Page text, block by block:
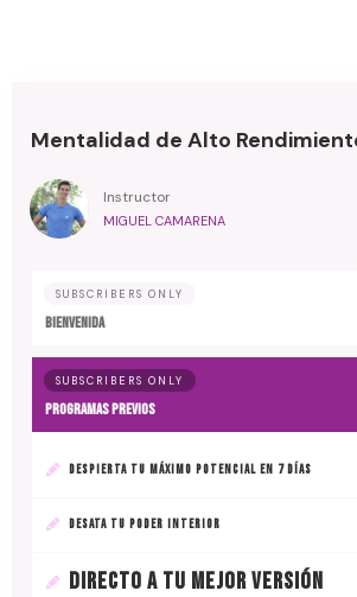
Mentalidad de Alto
Instructor
MIGUEL CAMARENA
SUBSCRIBERS ONLY
BIENVENIDA
SUBSCRIBERS ONLY
PROGRAMAS PREVIOS
DESPIERTA TU MÁXIMO POTENCIAL EN 7 DÍAS
DESATA TU PODER INTERIOR
DIRECTO A TU MEJOR VERSIÓN